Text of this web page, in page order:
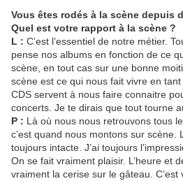
Vous êtes rodés à la scène depuis
Quel est votre rapport à la scène ?
L : C’est l’essentiel de notre métier.
pense nos albums en fonction de ce
scène, en tout cas sur une bonne
scène est ce qui nous fait vivre en
CDS servent à nous faire connaitre
concerts. Je te dirais que tout tourne
P : Là où nous nous retrouvons tous
c’est quand nous montons sur scène.
toujours intacte. J’ai toujours
On se fait vraiment plaisir. L’heure et
vraiment la cerise sur le gâteau.